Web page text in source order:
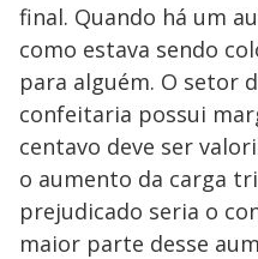
final. Quando há um
como estava sendo
para alguém. O setor
confeitaria possui
centavo deve ser
o aumento da carga
prejudicado seria o
maior parte desse